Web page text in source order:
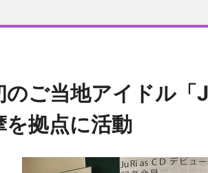
のご当地アイドル「
を拠点に活動